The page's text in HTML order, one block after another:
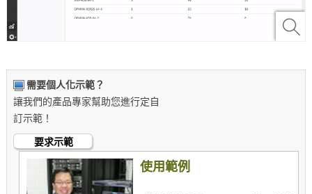
需要個人化示範？
讓我們的產品專家幫助您進行定自
訂示範！
要求示範
使用範例